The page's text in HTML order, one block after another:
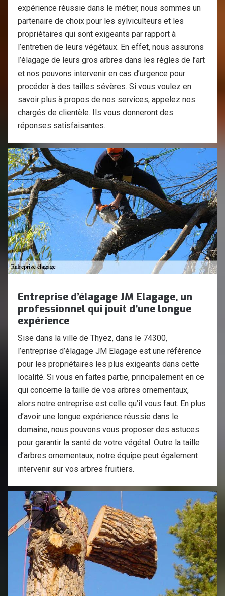
expérience réussie dans le métier, nous sommes un
partenaire de choix pour les sylviculteurs et les
propriétaires qui sont exigeants par rapport à
l’entretien de leurs végétaux. En effet, nous assurons
l’élagage de leurs gros arbres dans les règles de l’art
et nos pouvons intervenir en cas d’urgence pour
procéder à des tailles sévères. Si vous voulez en
savoir plus à propos de nos services, appelez nos
chargés de clientèle. Ils vous donneront des
réponses satisfaisantes.
Entreprise d’élagage JM Elagage, un
professionnel qui jouit d’une longue
expérience
Sise dans la ville de Thyez, dans le 74300,
l’entreprise d’élagage JM Elagage est une référence
pour les propriétaires les plus exigeants dans cette
localité. Si vous en faites partie, principalement en ce
qui concerne la taille de vos arbres ornementaux,
alors notre entreprise est celle qu’il vous faut. En plus
d’avoir une longue expérience réussie dans le
domaine, nous pouvons vous proposer des astuces
pour garantir la santé de votre végétal. Outre la taille
d’arbres ornementaux, notre équipe peut également
intervenir sur vos arbres fruitiers.